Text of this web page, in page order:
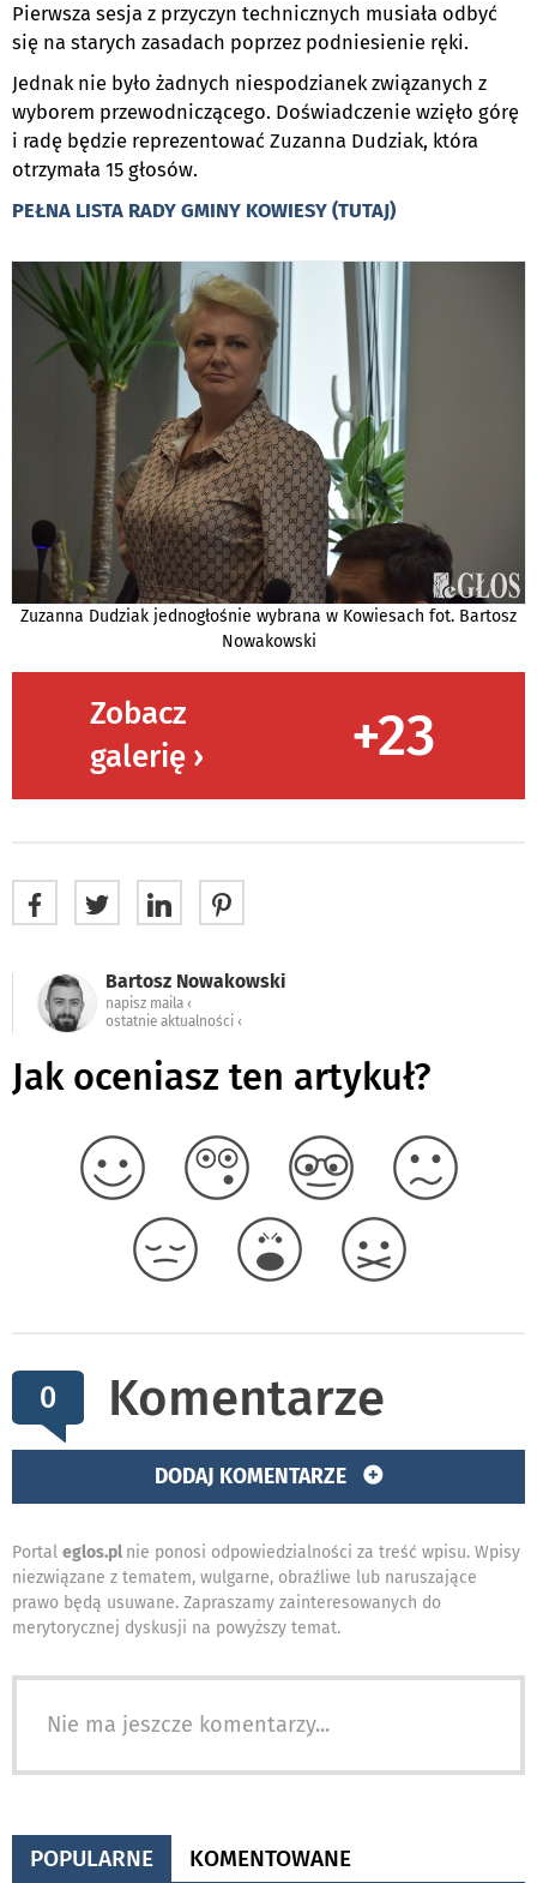
Pierwsza sesja z przyczyn technicznych musiała odbyć
się na starych zasadach poprzez podniesienie ręki.
Jednak nie było żadnych niespodzianek związanych z
wyborem przewodniczącego. Doświadczenie wzięło górę
i radę będzie reprezentować Zuzanna Dudziak, która
otrzymała 15 głosów.
PEŁNA LISTA RADY GMINY KOWIESY (TUTAJ)
Zuzanna Dudziak jednogłośnie wybrana w Kowiesach fot. Bartosz
Nowakowski
Zobacz
galerię ›
+23
Bartosz Nowakowski
napisz maila ‹
ostatnie aktualności ‹
Jak oceniasz ten artykuł?
0 Komentarze
DODAJ KOMENTARZE
Portal eglos.pl nie ponosi odpowiedzialności za treść wpisu. Wpisy
niezwiązane z tematem, wulgarne, obraźliwe lub naruszające
prawo będą usuwane. Zapraszamy zainteresowanych do
merytorycznej dyskusji na powyższy temat.
Nie ma jeszcze komentarzy...
POPULARNE KOMENTOWANE